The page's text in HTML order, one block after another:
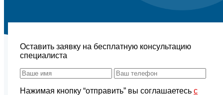
Оставить заявку на бесплатную консультацию
специалиста
Нажимая кнопку “отправить” вы соглашаетесь с